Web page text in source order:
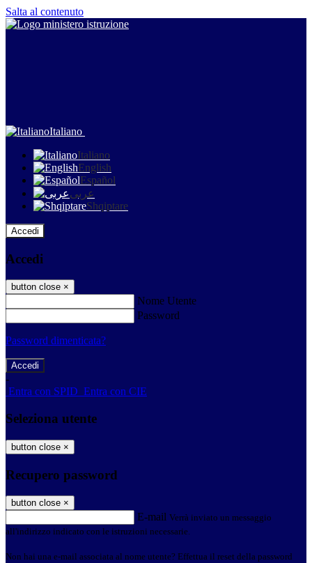
Salta al contenuto
Italiano
Italiano
English
Español
عربى
Shqiptare
Accedi
Accedi
button close ×
Nome Utente
Password
Password dimenticata?
-
Entra con SPID Entra con CIE
Seleziona utente
button close ×
Recupero password
button close ×
E-mail Verrà inviato un messaggio
all'indirizzo indicato con le istruzioni necessarie.
Non hai una e-mail associata al nome utente? Effettua il reset della password